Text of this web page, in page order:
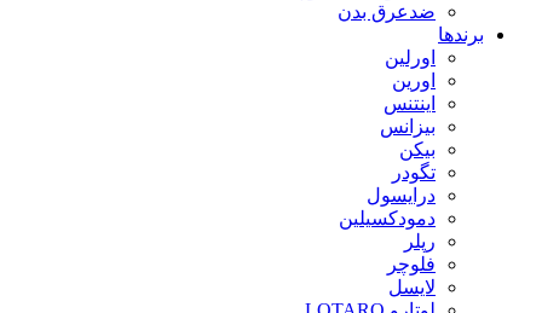
ضدعرق بدن
برندها
اورلین
اورین
اینتنس
بیزانس
بیکن
تگودر
درایسول
دمودکسیلین
رپلر
فلوچر
لایسل